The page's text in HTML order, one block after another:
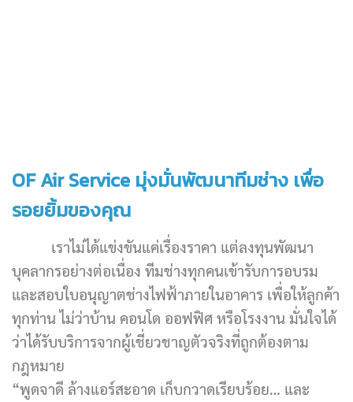
OF Air Service มุ่งมั่นพัฒนาทีมช่าง เพื่อ
รอยยิ้มของคุณ
เราไม่ได้แข่งขันแค่เรื่องราคา แต่ลงทุนพัฒนา
บุคลากรอย่างต่อเนื่อง ทีมช่างทุกคนเข้ารับการอบรม
และสอบใบอนุญาตช่างไฟฟ้าภายในอาคาร เพื่อให้ลูกค้า
ทุกท่าน ไม่ว่าบ้าน คอนโด ออฟฟิศ หรือโรงงาน มั่นใจได้
ว่าได้รับบริการจากผู้เชี่ยวชาญตัวจริงที่ถูกต้องตาม
กฎหมาย
“พูดจาดี ล้างแอร์สะอาด เก็บกวาดเรียบร้อย… และ